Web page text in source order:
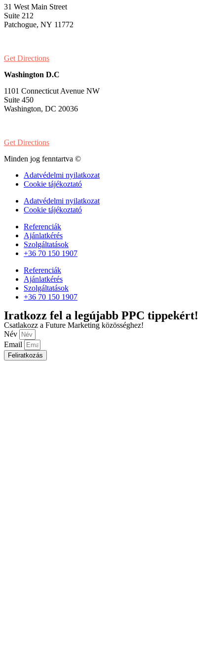
31 West Main Street
Suite 212
Patchogue, NY 11772
Get Directions
Washington D.C
1101 Connecticut Avenue NW
Suite 450
Washington, DC 20036
Get Directions
Minden jog fenntartva ©
Adatvédelmi nyilatkozat
Cookie tájékoztató
Adatvédelmi nyilatkozat
Cookie tájékoztató
Referenciák
Ajánlatkérés
Szolgáltatások
+36 70 150 1907
Referenciák
Ajánlatkérés
Szolgáltatások
+36 70 150 1907
Iratkozz fel a legújabb PPC tippekért!
Csatlakozz a Future Marketing közösséghez!
Név
Email
Feliratkozás